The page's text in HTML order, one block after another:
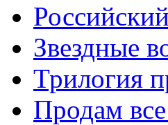
Звездные
Трилогия
Продам